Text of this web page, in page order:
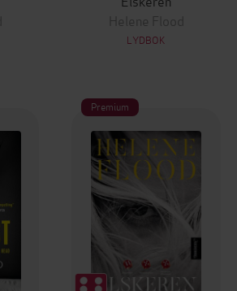
Helene Flood
LYDBOK
Premium